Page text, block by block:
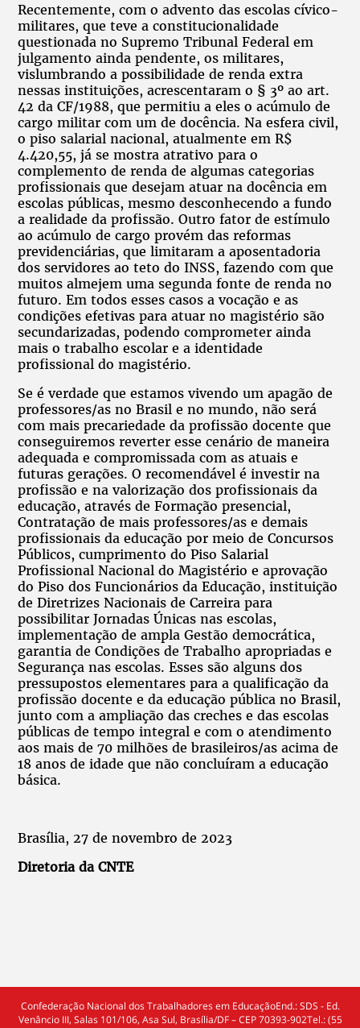
Recentemente, com o advento das escolas cívico-
militares, que teve a constitucionalidade
questionada no Supremo Tribunal Federal em
julgamento ainda pendente, os militares,
vislumbrando a possibilidade de renda extra
nessas instituições, acrescentaram o § 3º ao art.
42 da CF/1988, que permitiu a eles o acúmulo de
cargo militar com um de docência. Na esfera civil,
o piso salarial nacional, atualmente em R$
4.420,55, já se mostra atrativo para o
complemento de renda de algumas categorias
profissionais que desejam atuar na docência em
escolas públicas, mesmo desconhecendo a fundo
a realidade da profissão. Outro fator de estímulo
ao acúmulo de cargo provém das reformas
previdenciárias, que limitaram a aposentadoria
dos servidores ao teto do INSS, fazendo com que
muitos almejem uma segunda fonte de renda no
futuro. Em todos esses casos a vocação e as
condições efetivas para atuar no magistério são
secundarizadas, podendo comprometer ainda
mais o trabalho escolar e a identidade
profissional do magistério.
Se é verdade que estamos vivendo um apagão de
professores/as no Brasil e no mundo, não será
com mais precariedade da profissão docente que
conseguiremos reverter esse cenário de maneira
adequada e compromissada com as atuais e
futuras gerações. O recomendável é investir na
profissão e na valorização dos profissionais da
educação, através de Formação presencial,
Contratação de mais professores/as e demais
profissionais da educação por meio de Concursos
Públicos, cumprimento do Piso Salarial
Profissional Nacional do Magistério e aprovação
do Piso dos Funcionários da Educação, instituição
de Diretrizes Nacionais de Carreira para
possibilitar Jornadas Únicas nas escolas,
implementação de ampla Gestão democrática,
garantia de Condições de Trabalho apropriadas e
Segurança nas escolas. Esses são alguns dos
pressupostos elementares para a qualificação da
profissão docente e da educação pública no Brasil,
junto com a ampliação das creches e das escolas
públicas de tempo integral e com o atendimento
aos mais de 70 milhões de brasileiros/as acima de
18 anos de idade que não concluíram a educação
básica.
Brasília, 27 de novembro de 2023
Diretoria da CNTE
Confederação Nacional dos Trabalhadores em EducaçãoEnd.: SDS - Ed.
Venâncio III, Salas 101/106, Asa Sul, Brasília/DF – CEP 70393-902Tel.: (55